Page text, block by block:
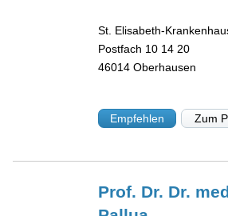
St. Elisabeth-
Postfach 10 14 20
46014 Oberhausen
Empfehlen Zum
Prof. Dr. Dr.